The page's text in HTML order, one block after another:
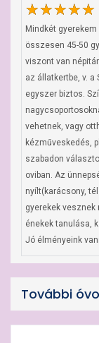
Mindkét
összesen 45-50
viszont van
az állatkertbe, v. a
egyszer biztos.
vehetnek, vagy
kézműveskedés,
szabadon
oviban. Az
nyílt(karácsony,
gyerekek vesznek
énekek tanulása,
Jó élményeink
További